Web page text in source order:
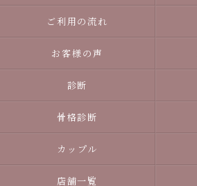
ご利用の流れ
お客様の声
診断
骨格診断
カップル
店舗一覧